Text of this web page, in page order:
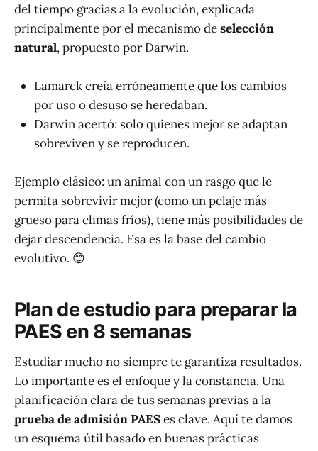
del tiempo gracias a la evolución, explicada
principalmente por el mecanismo deselección
natural, propuesto por Darwin.
Lamarck creía erróneamente que los cambios
por uso o desuso se heredaban.
Darwin acertó: solo quienes mejor se adaptan
sobreviven y se reproducen.
Ejemplo clásico: un animal con un rasgo que le
permita sobrevivir mejor (como un pelaje más
grueso para climas fríos), tiene más posibilidades de
dejar descendencia. Esa es la base del cambio
evolutivo. 😊
Plan de estudio para preparar la
PAES en 8 semanas
Estudiar mucho no siempre te garantiza resultados.
Lo importante es el enfoque y la constancia. Una
planificación clara de tus semanas previas a la
prueba de admisión PAESes clave. Aquí te damos
un esquema útil basado en buenas prácticas